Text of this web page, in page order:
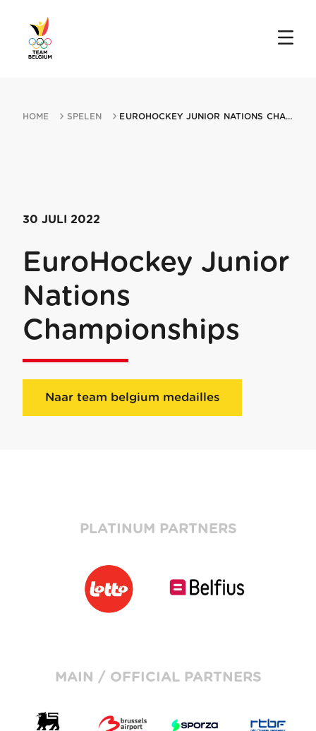
HOME SPELEN EUROHOCKEY JUNIOR NATIONS CHAMPIONSHIPS 30072022 GHENT
30 JULI 2022
EuroHockey Junior
Nations
Championships
Naar team belgium medailles
PLATINUM PARTNERS
MAIN / OFFICIAL PARTNERS